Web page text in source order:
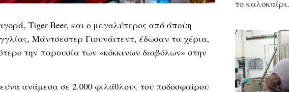
Tiger Beer, και ο μεγαλύτερος από άποψη
Μάντσεστερ Γιουνάιτεντ, έδωσαν τα χέρια,
την παρουσία των «κόκκινων διαβόλων» στην
ανάμεσα σε 2.000 φιλάθλους του ποδοσφαίρου
το καλοκαίρι.